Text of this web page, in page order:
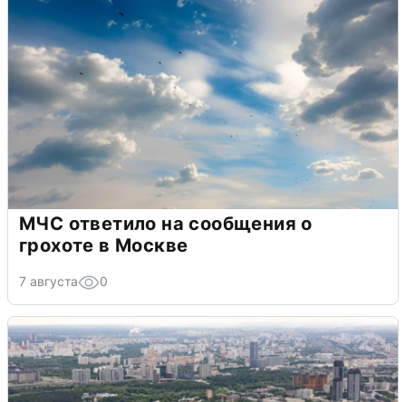
МЧС ответило на сообщения о
грохоте в Москве
7 августа 0